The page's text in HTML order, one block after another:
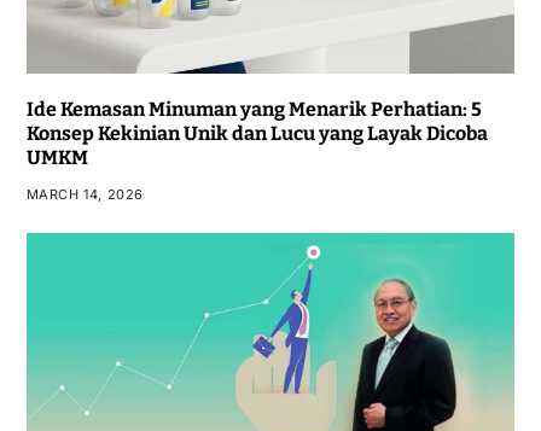
Ide Kemasan Minuman yang Menarik Perhatian: 5
Konsep Kekinian Unik dan Lucu yang Layak Dicoba
UMKM
MARCH 14, 2026